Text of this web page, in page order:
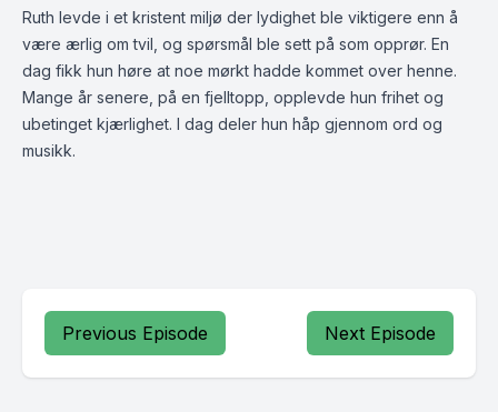
Ruth levde i et kristent miljø der lydighet ble viktigere enn å
være ærlig om tvil, og spørsmål ble sett på som opprør. En
dag fikk hun høre at noe mørkt hadde kommet over henne.
Mange år senere, på en fjelltopp, opplevde hun frihet og
ubetinget kjærlighet. I dag deler hun håp gjennom ord og
musikk.
Previous Episode Next Episode